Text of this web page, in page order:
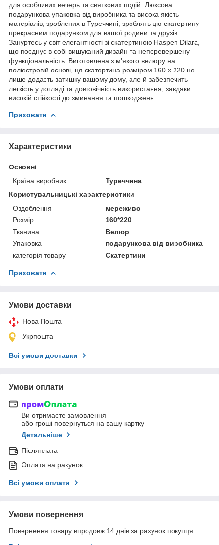
для особливих вечерь та святкових подій. Люксова
подарункова упаковка від виробника та висока якість
матеріалів, зроблених в Туреччині, зроблять цю скатертину
прекрасним подарунком для вашої родини та друзів..
Зануртесь у світ елегантності зі скатертиною Haspen Dilara,
що поєднує в собі вишуканий дизайн та неперевершену
функціональність. Виготовлена з м'якого велюру на
поліестровій основі, ця скатертина розміром 160 х 220 не
лише додасть затишку вашому дому, але й забезпечить
легкість у догляді та довговічність використання, завдяки
високій стійкості до зминання та пошкоджень.
Приховати
Характеристики
Основні
Країна виробник
Туреччина
Користувальницькі характеристики
Оздоблення
мереживо
Розмір
160*220
Тканина
Велюр
Упаковка
подарункова від виробника
категорія товару
Скатертини
Приховати
Умови доставки
Нова Пошта
Укрпошта
Всі умови доставки
Умови оплати
Ви отримаєте замовлення
або гроші повернуться на вашу картку
Детальніше
Післяплата
Оплата на рахунок
Всі умови оплати
Умови повернення
Повернення товару впродовж 14 днів за рахунок покупця